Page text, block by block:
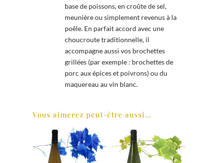
base de poissons, en croûte de sel,
meunière ou simplement revenus à la
poêle. En parfait accord avec une
choucroute traditionnelle, il
accompagne aussi vos brochettes
grillées (par exemple : brochettes de
porc aux épices et poivrons) ou du
maquereau au vin blanc.
Vous aimerez peut-être aussi…